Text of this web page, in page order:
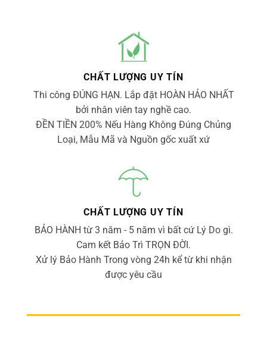
CHẤT LƯỢNG UY TÍN
Thi công ĐÚNG HẠN. Lắp đặt HOÀN HẢO NHẤT
bởi nhân viên tay nghề cao.
ĐỀN TIỀN 200% Nếu Hàng Không Đúng Chủng
Loại, Mẫu Mã và Nguồn gốc xuất xứ
CHẤT LƯỢNG UY TÍN
BẢO HÀNH từ 3 năm - 5 năm vì bất cứ Lý Do gì.
Cam kết Bảo Trì TRỌN ĐỜI.
Xử lý Bảo Hành Trong vòng 24h kể từ khi nhận
được yêu cầu